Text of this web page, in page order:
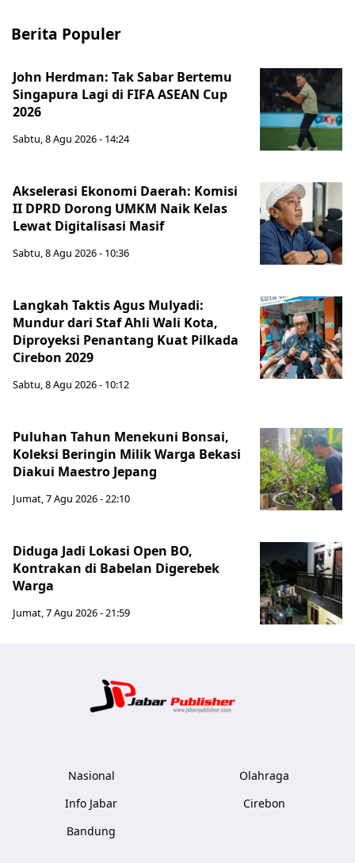
Berita Populer
John Herdman: Tak Sabar Bertemu
Singapura Lagi di FIFA ASEAN Cup
2026
Sabtu, 8 Agu 2026 - 14:24
Akselerasi Ekonomi Daerah: Komisi
II DPRD Dorong UMKM Naik Kelas
Lewat Digitalisasi Masif
Sabtu, 8 Agu 2026 - 10:36
Langkah Taktis Agus Mulyadi:
Mundur dari Staf Ahli Wali Kota,
Diproyeksi Penantang Kuat Pilkada
Cirebon 2029
Sabtu, 8 Agu 2026 - 10:12
Puluhan Tahun Menekuni Bonsai,
Koleksi Beringin Milik Warga Bekasi
Diakui Maestro Jepang
Jumat, 7 Agu 2026 - 22:10
Diduga Jadi Lokasi Open BO,
Kontrakan di Babelan Digerebek
Warga
Jumat, 7 Agu 2026 - 21:59
Nasional
Info Jabar
Bandung
Olahraga
Cirebon